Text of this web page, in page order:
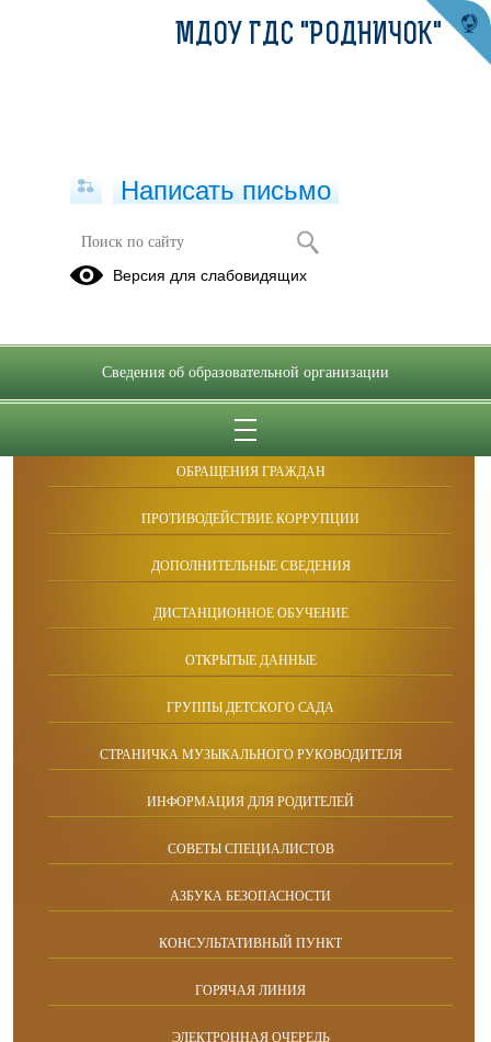
"О закреплении территорий "
ОБРАЩЕНИЯ ГРАЖДАН
ПРОТИВОДЕЙСТВИЕ КОРРУПЦИИ
ДОПОЛНИТЕЛЬНЫЕ СВЕДЕНИЯ
ДИСТАНЦИОННОЕ ОБУЧЕНИЕ
ОТКРЫТЫЕ ДАННЫЕ
ГРУППЫ ДЕТСКОГО САДА
СТРАНИЧКА МУЗЫКАЛЬНОГО РУКОВОДИТЕЛЯ
ИНФОРМАЦИЯ ДЛЯ РОДИТЕЛЕЙ
СОВЕТЫ СПЕЦИАЛИСТОВ
АЗБУКА БЕЗОПАСНОСТИ
КОНСУЛЬТАТИВНЫЙ ПУНКТ
ГОРЯЧАЯ ЛИНИЯ
ЭЛЕКТРОННАЯ ОЧЕРЕДЬ
МДОУ ГДС "РОДНИЧОК"
Написать письмо
Версия для слабовидящих
Сведения об образовательной организации